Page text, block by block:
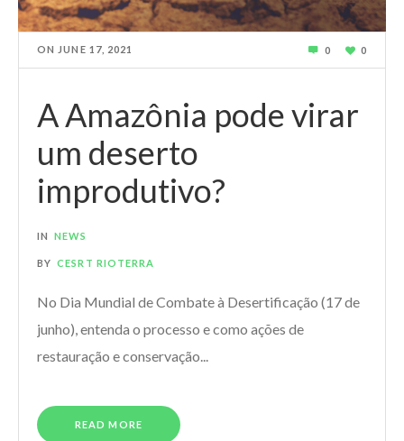
ON JUNE 17, 2021 0 0
A Amazônia pode virar
um deserto
improdutivo?
IN NEWS
BY CESRT RIOTERRA
No Dia Mundial de Combate à Desertificação (17 de
junho), entenda o processo e como ações de
restauração e conservação...
READ MORE